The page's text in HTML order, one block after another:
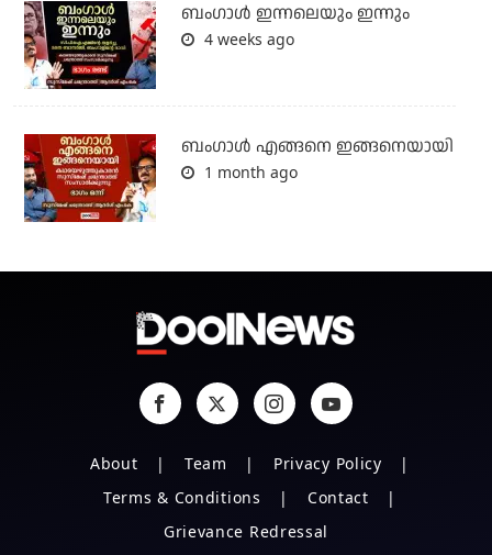
ബംഗാള്‍ ഇന്നലെയും ഇന്നും
4 weeks ago
ബം​ഗാൾ എങ്ങനെ ഇങ്ങനെയായി
1 month ago
About Team
Privacy Policy
Terms & Conditions
Contact
Grievance Redressal